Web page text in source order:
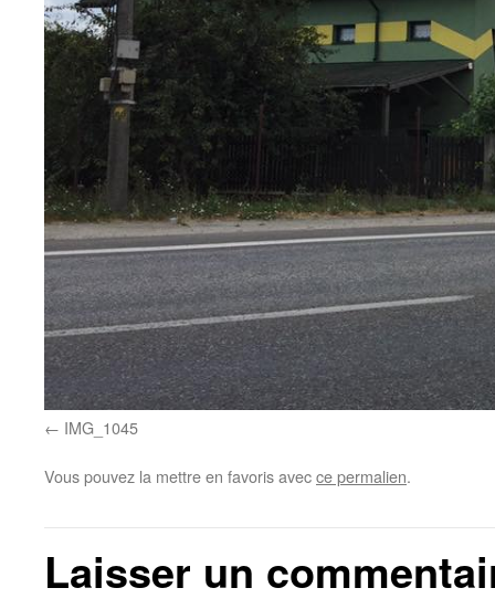
IMG_1045
Vous pouvez la mettre en favoris avecce permalien.
Laisser un